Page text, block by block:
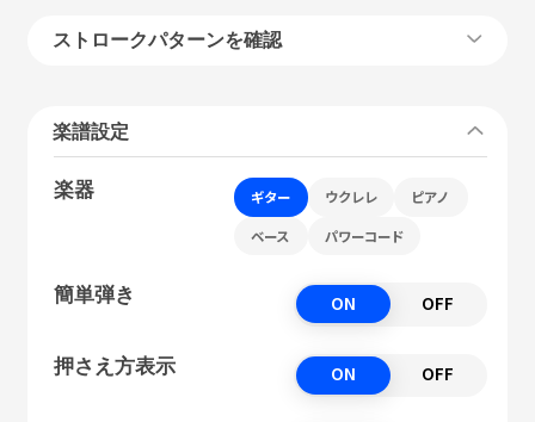
ストロークパターンを確認
楽譜設定
楽器 ギター ウクレレ ピアノ
ベース パワーコード
簡単弾き ON OFF
押さえ方表示 ON OFF